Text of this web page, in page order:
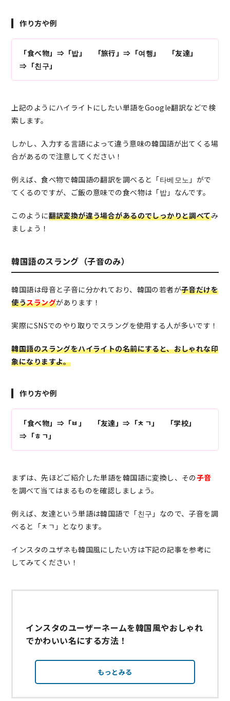
作り方や例
「食べ物」⇒「밥」 「旅行」⇒「여행」 「友達」
⇒「친구」
上記のようにハイライトにしたい単語をGoogle翻訳などで検
索します。
しかし、入力する言語によって違う意味の韓国語が出てくる場
合があるので注意してください！
例えば、食べ物で韓国語の翻訳を調べると「타베모노」がで
てくるのですが、ご飯の意味での食べ物は「밥」なんです。
このように翻訳変換が違う場合があるのでしっかりと調べてみ
ましょう！
韓国語のスラング（子音のみ）
韓国語は母音と子音に分かれており、韓国の若者が子音だけを
使うスラングがあります！
実際にSNSでのやり取りでスラングを使用する人が多いです！
韓国語のスラングをハイライトの名前にすると、おしゃれな印
象になりますよ。
作り方や例
「食べ物」⇒「ㅂ」 「友達」⇒「ㅊㄱ」 「学校」
⇒「ㅎㄱ」
まずは、先ほどご紹介した単語を韓国語に変換し、その子音
を調べて当てはまるものを確認しましょう。
例えば、友達という単語は韓国語で「친구」なので、子音を調
べると「ㅊㄱ」となります。
インスタのユザネも韓国風にしたい方は下記の記事を参考に
してみてください！
インスタのユーザーネームを韓国風やおしゃれ
でかわいい名にする方法！
もっとみる